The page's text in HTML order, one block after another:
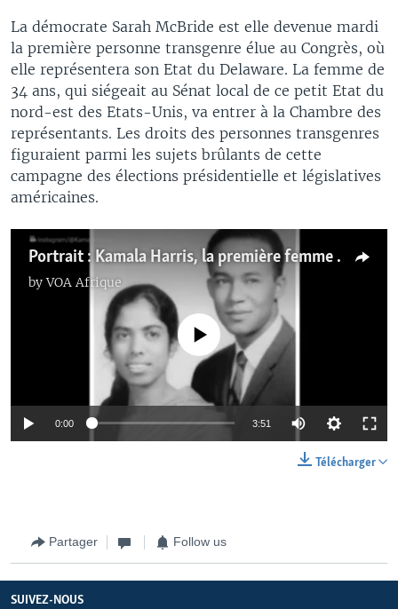
La démocrate Sarah McBride est elle devenue mardi
la première personne transgenre élue au Congrès, où
elle représentera son Etat du Delaware. La femme de
34 ans, qui siégeait au Sénat local de ce petit Etat du
nord-est des Etats-Unis, va entrer à la Chambre des
représentants. Les droits des personnes transgenres
figuraient parmi les sujets brûlants de cette
campagne des élections présidentielle et législatives
américaines.
Portrait : Kamala Harris, la première femme vice-présidente des États-Unis
byVOA Afrique
No media source currently available
0:00 3:51
Télécharger
Partager Follow us
SUIVEZ-NOUS